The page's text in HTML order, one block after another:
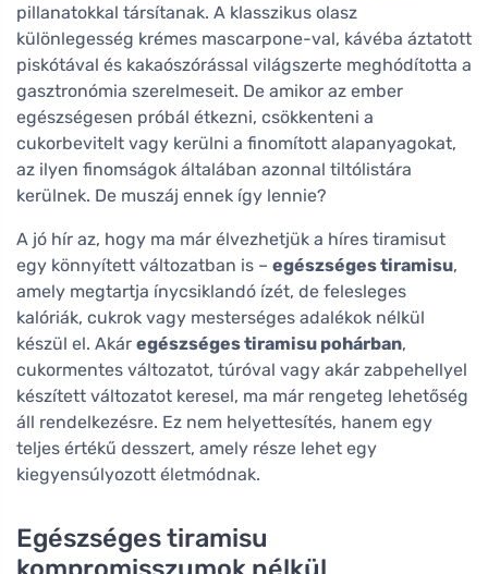
pillanatokkal társítanak. A klasszikus olasz
különlegesség krémes mascarpone-val, kávéba áztatott
piskótával és kakaószórással világszerte meghódította a
gasztronómia szerelmeseit. De amikor az ember
egészségesen próbál étkezni, csökkenteni a
cukorbevitelt vagy kerülni a finomított alapanyagokat,
az ilyen finomságok általában azonnal tiltólistára
kerülnek. De muszáj ennek így lennie?
A jó hír az, hogy ma már élvezhetjük a híres tiramisut
egy könnyített változatban is – egészséges tiramisu,
amely megtartja ínycsiklandó ízét, de felesleges
kalóriák, cukrok vagy mesterséges adalékok nélkül
készül el. Akár egészséges tiramisu pohárban,
cukormentes változatot, túróval vagy akár zabpehellyel
készített változatot keresel, ma már rengeteg lehetőség
áll rendelkezésre. Ez nem helyettesítés, hanem egy
teljes értékű desszert, amely része lehet egy
kiegyensúlyozott életmódnak.
Egészséges tiramisu